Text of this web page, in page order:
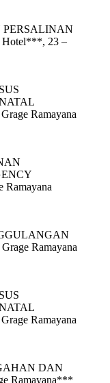
Hotel***, 23 –
Ramayana
Ramayana
Ramayana
DAN
Ramayana***